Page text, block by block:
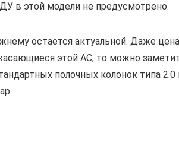
в этой модели не предусмотрено.
остается актуальной. Даже цена
этой АС, то можно
полочных колонок типа 2.0